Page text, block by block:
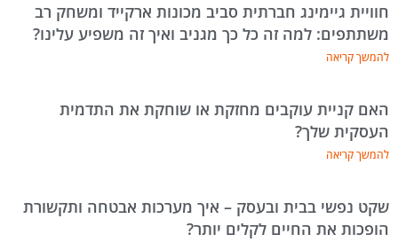
חוויית גיימינג חברתית סביב מכונות ארקייד ומשחק רב
משתתפים: למה זה כל כך מגניב ואיך זה משפיע עלינו?
להמשך קריאה
האם קניית עוקבים מחזקת או שוחקת את התדמית
העסקית שלך?
להמשך קריאה
שקט נפשי בבית ובעסק – איך מערכות אבטחה ותקשורת
הופכות את החיים לקלים יותר?